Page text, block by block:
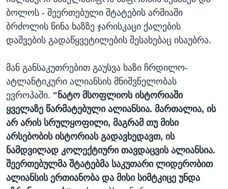
ბოლოს - შეერთებული შტატების არმიაში
ბრძოლის წინა ხაზზე ჯარისკაცი ქალების
დაშვების გადაწყვეტილების შესახებაც ისაუბრა.
მან განსაკუთრებით გაუსვა ხაზი ჩრდილო-
ატლანტიკური ალიანსის მნიშვნელობას
ევროპაში. "ნატო მსოფლიოს ისტორიაში
ყველაზე წარმატებული ალიანსია. მართალია, ის
არ არის სრულყოფილი, მაგრამ თუ მისი
არსებობის ისტორიას გადავხედავთ, ის
ნამდვილად კოლექტიური თავდაცვის ალიანსია.
შეერთებულმა შტატებმა საკუთარი ლიდერობით
ალიანსის ერთიანობა და მისი სიმტკიცე უნდა